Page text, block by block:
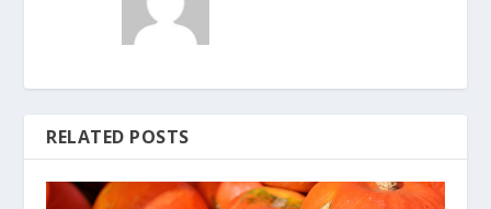
RELATED POSTS